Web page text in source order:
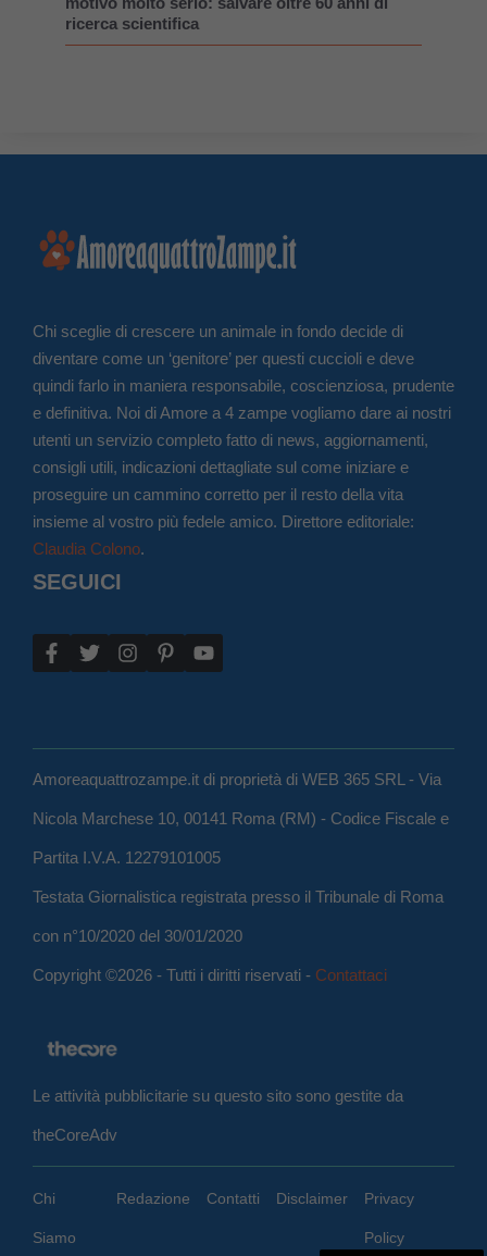
ricerca scientifica
Chi sceglie di crescere un animale in fondo decide di
diventare come un ‘genitore’ per questi cuccioli e deve
quindi farlo in maniera responsabile, coscienziosa, prudente
e definitiva. Noi di Amore a 4 zampe vogliamo dare ai nostri
utenti un servizio completo fatto di news, aggiornamenti,
consigli utili, indicazioni dettagliate sul come iniziare e
proseguire un cammino corretto per il resto della vita
insieme al vostro più fedele amico. Direttore editoriale:
Claudia Colono.
SEGUICI
Amoreaquattrozampe.it di proprietà di WEB 365 SRL - Via
Nicola Marchese 10, 00141 Roma (RM) - Codice Fiscale e
Partita I.V.A. 12279101005
Testata Giornalistica registrata presso il Tribunale di Roma
con n°10/2020 del 30/01/2020
Copyright ©2026 - Tutti i diritti riservati - Contattaci
Le attività pubblicitarie su questo sito sono gestite da
theCoreAdv
Chi
Siamo
Redazione Contatti Disclaimer Privacy
Policy